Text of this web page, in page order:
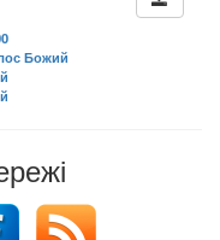
Божий